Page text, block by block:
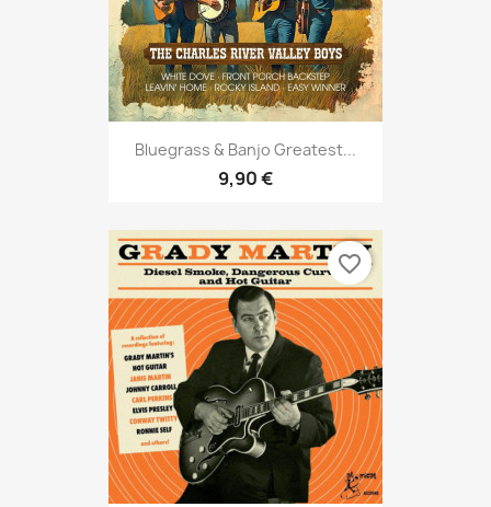
Bluegrass & Banjo Greatest...
9,90 €
favorite_border